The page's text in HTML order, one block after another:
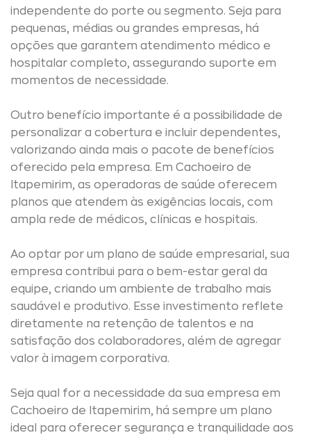
independente do porte ou segmento. Seja para
pequenas, médias ou grandes empresas, há
opções que garantem atendimento médico e
hospitalar completo, assegurando suporte em
momentos de necessidade.
Outro benefício importante é a possibilidade de
personalizar a cobertura e incluir dependentes,
valorizando ainda mais o pacote de benefícios
oferecido pela empresa. Em Cachoeiro de
Itapemirim, as operadoras de saúde oferecem
planos que atendem às exigências locais, com
ampla rede de médicos, clínicas e hospitais.
Ao optar por um plano de saúde empresarial, sua
empresa contribui para o bem-estar geral da
equipe, criando um ambiente de trabalho mais
saudável e produtivo. Esse investimento reflete
diretamente na retenção de talentos e na
satisfação dos colaboradores, além de agregar
valor à imagem corporativa.
Seja qual for a necessidade da sua empresa em
Cachoeiro de Itapemirim, há sempre um plano
ideal para oferecer segurança e tranquilidade aos